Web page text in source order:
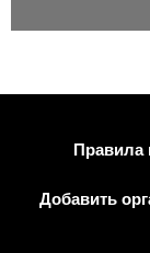
Правила
Добавить